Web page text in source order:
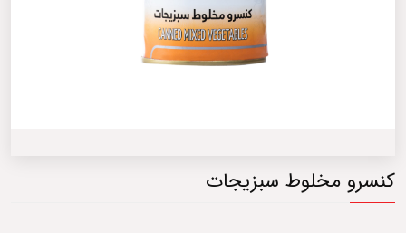
کنسرو مخلوط سبزیجات